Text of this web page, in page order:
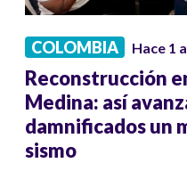
COLOMBIA Hace 1
Reconstrucción
Medina: así
damnificados un
sismo